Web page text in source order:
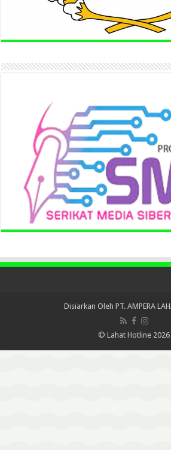
Disiarkan Oleh PT. AMPERA
© Lahat Hotline 2026